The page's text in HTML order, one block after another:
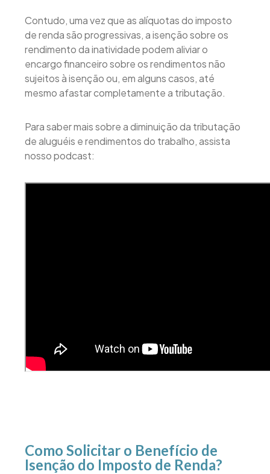
Contudo, uma vez que as alíquotas do imposto
de renda são progressivas, a isenção sobre os
rendimento da inatividade podem aliviar o
encargo financeiro sobre os rendimentos não
sujeitos à isenção ou, em alguns casos, até
mesmo afastar completamente a tributação.
Para saber mais sobre a diminuição da tributação
de aluguéis e rendimentos do trabalho, assista
nosso podcast:
Como Solicitar o Benefício de
Isenção do Imposto de Renda?